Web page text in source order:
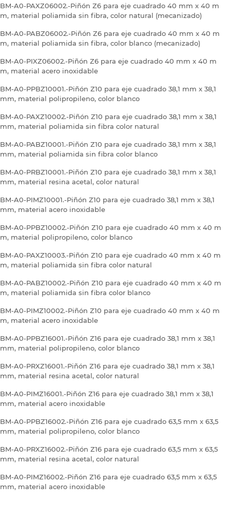
BM-A0-PAXZ06002.-Piñón Z6 para eje cuadrado 40 mm x 40 m
m, material poliamida sin fibra, color natural (mecanizado)
BM-A0-PABZ06002.-Piñón Z6 para eje cuadrado 40 mm x 40 m
m, material poliamida sin fibra, color blanco (mecanizado)
BM-A0-PIXZ06002.-Piñón Z6 para eje cuadrado 40 mm x 40 m
m, material acero inoxidable
BM-A0-PPBZ10001.-Piñón Z10 para eje cuadrado 38,1 mm x 38,1
mm, material polipropileno, color blanco
BM-A0-PAXZ10002.-Piñón Z10 para eje cuadrado 38,1 mm x 38,1
mm, material poliamida sin fibra color natural
BM-A0-PABZ10001.-Piñón Z10 para eje cuadrado 38,1 mm x 38,1
mm, material poliamida sin fibra color blanco
BM-A0-PRBZ10001.-Piñón Z10 para eje cuadrado 38,1 mm x 38,1
mm, material resina acetal, color natural
BM-A0-PIMZ10001.-Piñón Z10 para eje cuadrado 38,1 mm x 38,1
mm, material acero inoxidable
BM-A0-PPBZ10002.-Piñón Z10 para eje cuadrado 40 mm x 40 m
m, material polipropileno, color blanco
BM-A0-PAXZ10003.-Piñón Z10 para eje cuadrado 40 mm x 40 m
m, material poliamida sin fibra color natural
BM-A0-PABZ10002.-Piñón Z10 para eje cuadrado 40 mm x 40 m
m, material poliamida sin fibra color blanco
BM-A0-PIMZ10002.-Piñón Z10 para eje cuadrado 40 mm x 40 m
m, material acero inoxidable
BM-A0-PPBZ16001.-Piñón Z16 para eje cuadrado 38,1 mm x 38,1
mm, material polipropileno, color blanco
BM-A0-PRXZ16001.-Piñón Z16 para eje cuadrado 38,1 mm x 38,1
mm, material resina acetal, color natural
BM-A0-PIMZ16001.-Piñón Z16 para eje cuadrado 38,1 mm x 38,1
mm, material acero inoxidable
BM-A0-PPBZ16002.-Piñón Z16 para eje cuadrado 63,5 mm x 63,5
mm, material polipropileno, color blanco
BM-A0-PRXZ16002.-Piñón Z16 para eje cuadrado 63,5 mm x 63,5
mm, material resina acetal, color natural
BM-A0-PIMZ16002.-Piñón Z16 para eje cuadrado 63,5 mm x 63,5
mm, material acero inoxidable